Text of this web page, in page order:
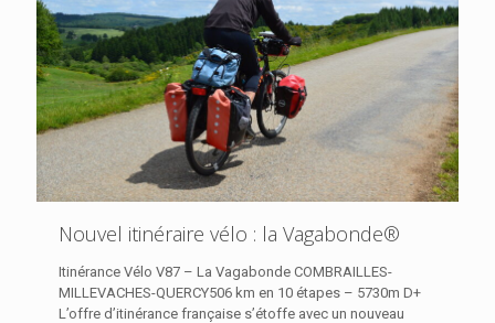
Nouvel itinéraire vélo : la Vagabonde®
Itinérance Vélo V87 – La Vagabonde COMBRAILLES-
MILLEVACHES-QUERCY506 km en 10 étapes – 5730m D+
L’offre d’itinérance française s’étoffe avec un nouveau